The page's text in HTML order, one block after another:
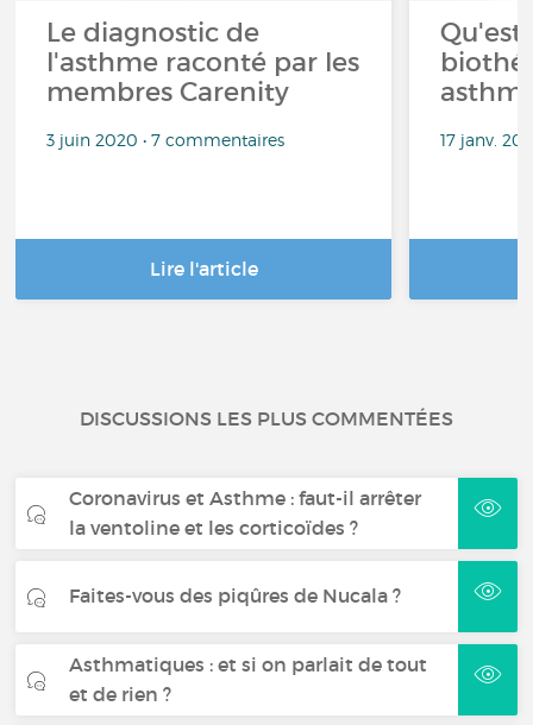
Le diagnostic de
l'asthme raconté par les
membres Carenity
3 juin 2020 • 7 commentaires
Lire l'article
17 janv.
DISCUSSIONS LES PLUS COMMENTÉES
Coronavirus et Asthme : faut-il arrêter
la ventoline et les corticoïdes ?
Faites-vous des piqûres de Nucala ?
Asthmatiques : et si on parlait de tout
et de rien ?